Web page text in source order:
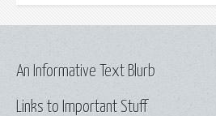
Links to Important Stuff
An Informative Text Blurb